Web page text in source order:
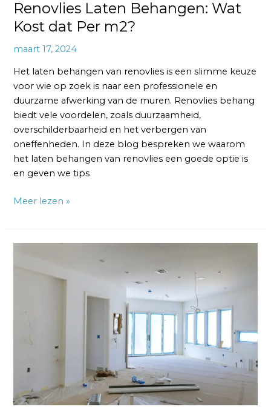
Renovlies Laten Behangen: Wat
Kost dat Per m2?
maart 17, 2024
Het laten behangen van renovlies is een slimme keuze
voor wie op zoek is naar een professionele en
duurzame afwerking van de muren. Renovlies behang
biedt vele voordelen, zoals duurzaamheid,
overschilderbaarheid en het verbergen van
oneffenheden. In deze blog bespreken we waarom
het laten behangen van renovlies een goede optie is
en geven we tips
Meer lezen »
Strak
Wordt